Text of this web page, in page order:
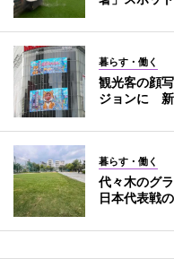
暮らす・働く
観光客の顔
ジョンに 新
暮らす・働く
代々木のグ
日本代表戦